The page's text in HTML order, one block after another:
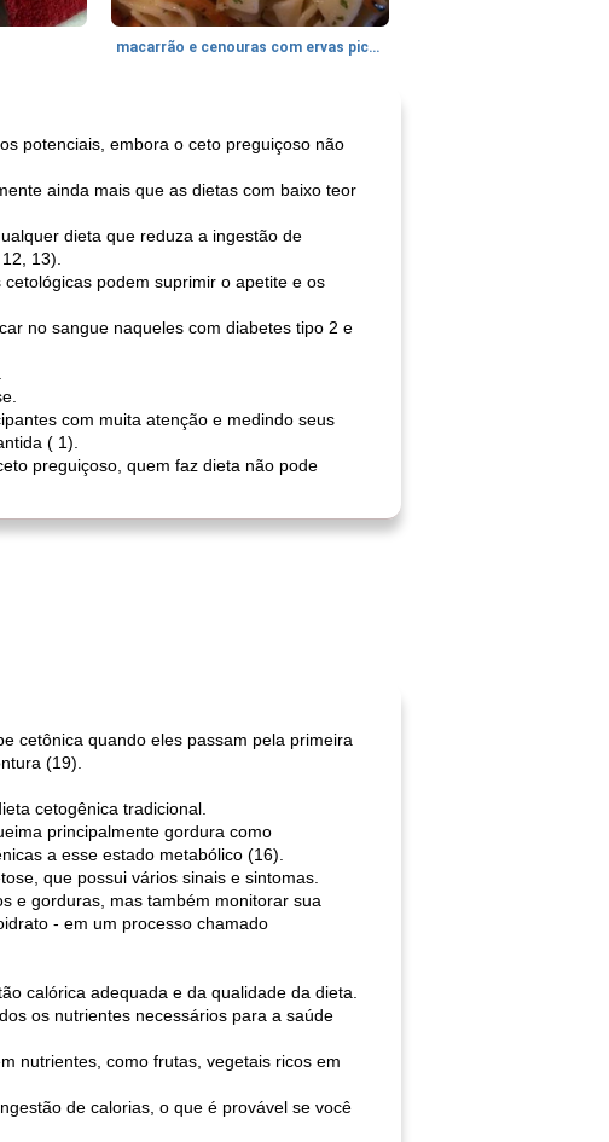
macarrão e cenouras com ervas picadas
potenciais, embora o ceto preguiçoso não
ainda mais que as dietas com baixo teor
dieta que reduza a ingestão de
13).
podem suprimir o apetite e os
no sangue naqueles com diabetes tipo 2 e
com muita atenção e medindo seus
( 1).
preguiçoso, quem faz dieta não pode
cetônica quando eles passam pela primeira
(19).
cetogênica tradicional.
principalmente gordura como
a esse estado metabólico (16).
que possui vários sinais e sintomas.
e gorduras, mas também monitorar sua
- em um processo chamado
calórica adequada e da qualidade da dieta.
os nutrientes necessários para a saúde
nutrientes, como frutas, vegetais ricos em
de calorias, o que é provável se você